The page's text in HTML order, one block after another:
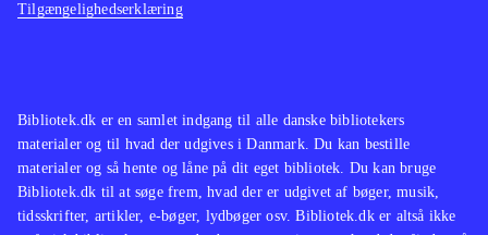
Bibliotek.dk er en samlet indgang til alle danske bibliotekers
materialer og til hvad der udgives i Danmark. Du kan bestille
materialer og så hente og låne på dit eget bibliotek. Du kan bruge
Bibliotek.dk til at søge frem, hvad der er udgivet af bøger, musik,
tidsskrifter, artikler, e-bøger, lydbøger osv. Bibliotek.dk er altså ikke
Tilgængelighedserklæring